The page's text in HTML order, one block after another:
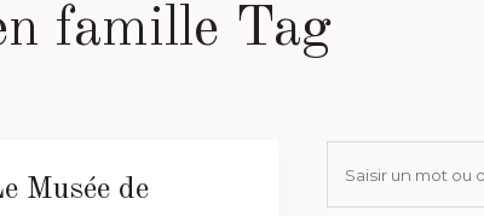
famille Tag
Musée de